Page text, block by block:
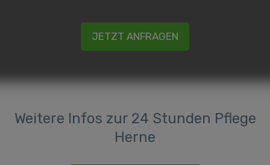
JETZT ANFRAGEN
Weitere Infos zur 24 Stunden Pflege
Herne